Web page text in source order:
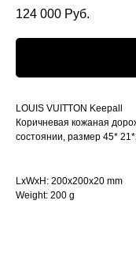
124 000 Руб.
LOUIS VUITTON Keepall
Коричневая кожаная
состоянии, размер 45*
LxWxH: 200x200x20 mm
Weight: 200 g